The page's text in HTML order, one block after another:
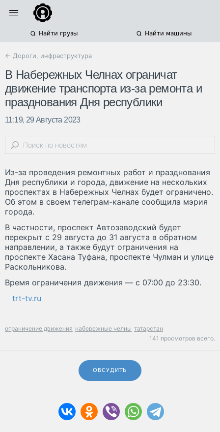
Найти грузы Найти машины
← Дороги, инфраструктура
В Набережных Челнах ограничат
движение транспорта из-за ремонта и
празднования Дня республики
11:19, 29 Августа 2023
Из-за проведения ремонтных работ и празднования
Дня республики и города, движение на нескольких
проспектах в Набережных Челнах будет ограничено.
Об этом в своем телеграм-канале сообщила мэрия
города.
В частности, проспект Автозаводский будет
перекрыт с 29 августа до 31 августа в обратном
направлении, а также будут ограничения на
проспекте Хасана Туфана, проспекте Чулман и улице
Раскольникова.
Время ограничения движения — с 07:00 до 23:30.
trt-tv.ru
ограничение движения набережные челны татарстан
141 просмотров всего.
ОБСУДИТЬ